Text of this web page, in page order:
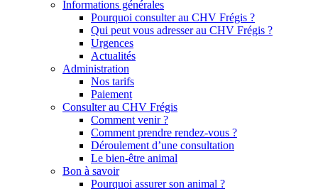
Informations générales
Pourquoi consulter au CHV Frégis ?
Qui peut vous adresser au CHV Frégis ?
Urgences
Actualités
Administration
Nos tarifs
Paiement
Consulter au CHV Frégis
Comment venir ?
Comment prendre rendez-vous ?
Déroulement d’une consultation
Le bien-être animal
Bon à savoir
Pourquoi assurer son animal ?